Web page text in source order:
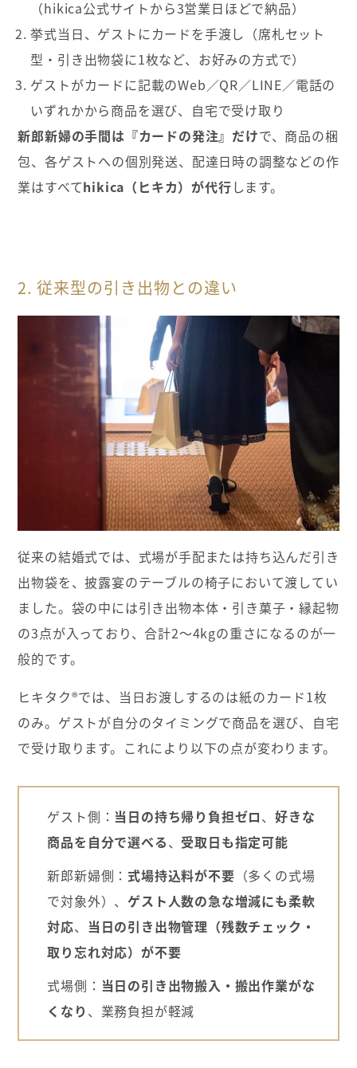
（hikica公式サイトから3営業日ほどで納品）
挙式当日、ゲストにカードを手渡し（席札セット
型・引き出物袋に1枚など、お好みの方式で）
ゲストがカードに記載のWeb／QR／LINE／電話の
いずれかから商品を選び、自宅で受け取り
新郎新婦の手間は『カードの発注』だけで、商品の梱
包、各ゲストへの個別発送、配達日時の調整などの作
業はすべてhikica（ヒキカ）が代行します。
2. 従来型の引き出物との違い
従来の結婚式では、式場が手配または持ち込んだ引き
出物袋を、披露宴のテーブルの椅子において渡してい
ました。袋の中には引き出物本体・引き菓子・縁起物
の3点が入っており、合計2〜4kgの重さになるのが一
般的です。
ヒキタク®では、当日お渡しするのは紙のカード1枚
のみ。ゲストが自分のタイミングで商品を選び、自宅
で受け取ります。これにより以下の点が変わります。
ゲスト側： 当日の持ち帰り負担ゼロ、好きな
商品を自分で選べる、 受取日も指定可能
新郎新婦側：式場持込料が不要 （多くの式場
で対象外）、ゲスト人数の急な増減にも柔軟
対応、 当日の引き出物管理（残数チェック・
取り忘れ対応）が不要
式場側： 当日の引き出物搬入・搬出作業がな
くなり 、業務負担が軽減